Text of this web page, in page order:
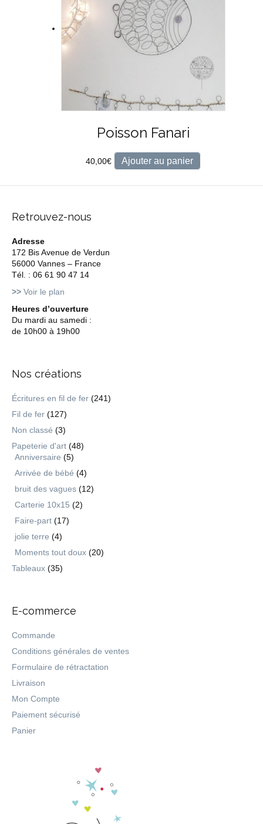
Poisson Fanari
40,00€ Ajouter au panier
Retrouvez-nous
Adresse
172 Bis Avenue de Verdun
56000 Vannes – France
Tél. : 06 61 90 47 14
>> Voir le plan
Heures d’ouverture
Du mardi au samedi :
de 10h00 à 19h00
Nos créations
Écritures en fil de fer (241)
Fil de fer (127)
Non classé (3)
Papeterie d'art (48)
Anniversaire (5)
Arrivée de bébé (4)
bruit des vagues (12)
Carterie 10x15 (2)
Faire-part (17)
jolie terre (4)
Moments tout doux (20)
Tableaux (35)
E-commerce
Commande
Conditions générales de ventes
Formulaire de rétractation
Livraison
Mon Compte
Paiement sécurisé
Panier